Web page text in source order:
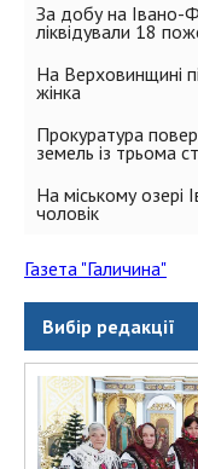
За добу на Івано-
ліквідували 18
На Верховинщині
жінка
Прокуратура
земель із трьома
На міському озері
чоловік
Газета "Галичина"
Вибір редакції